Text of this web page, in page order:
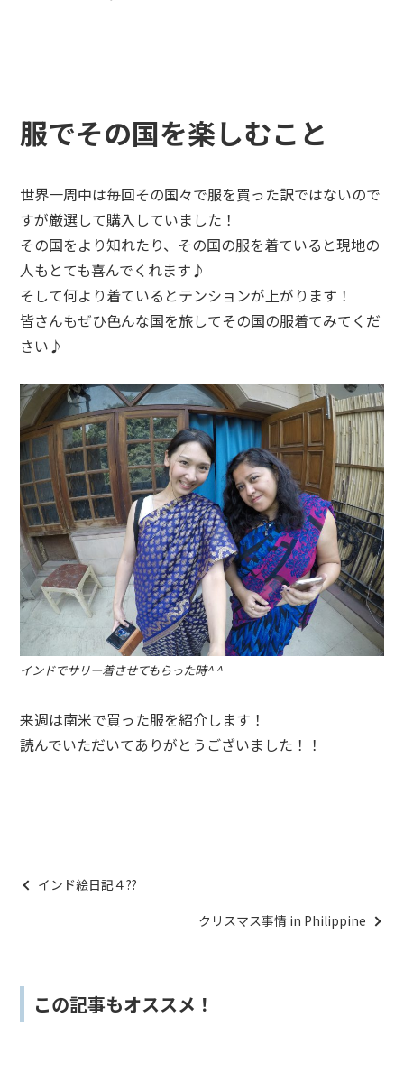
服でその国を楽しむこと
世界一周中は毎回その国々で服を買った訳ではないので
すが厳選して購入していました！
その国をより知れたり、その国の服を着ていると現地の
人もとても喜んでくれます♪
そして何より着ているとテンションが上がります！
皆さんもぜひ色んな国を旅してその国の服着てみてくだ
さい♪
インドでサリー着させてもらった時^ ^
来週は南米で買った服を紹介します！
読んでいただいてありがとうございました！！
インド絵日記４??
クリスマス事情 in Philippine
この記事もオススメ！